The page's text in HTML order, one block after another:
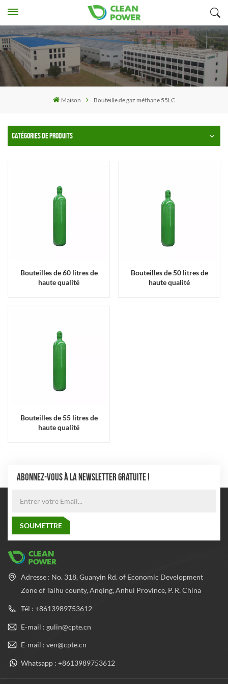
Maison Bouteille de gaz méthane 55LC
CATÉGORIES DE PRODUITS
Bouteilles de 60 litres de
haute qualité
Bouteilles de 50 litres de
haute qualité
Bouteilles de 55 litres de
haute qualité
ABONNEZ-VOUS À LA NEWSLETTER GRATUITE !
Adresse : No. 318, Guanyin Rd. of Economic Development
Zone of Taihu county, Anqing, Anhui Province, P. R. China
Tél : +8613989753612
E-mail : gulin@cpte.cn
E-mail : ven@cpte.cn
Whatsapp : +8613989753612